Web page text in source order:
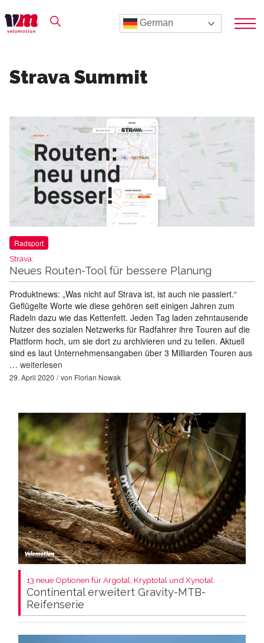
German
Strava Summit
Radsport
Strava:
Neues Routen-Tool für bessere Planung
Produktnews: „Was nicht auf Strava ist, ist auch nie passiert.“
Geflügelte Worte wie diese gehören seit einigen Jahren zum
Radeln dazu wie das Kettenfett. Jeden Tag laden zehntausende
Nutzer des sozialen Netzwerks für Radfahrer ihre Touren auf die
Plattform hoch, um sie dort zu archivieren und zu teilen. Aktuell
sind es laut Unternehmensangaben über 3 Milliarden Touren aus
… weiterlesen
29. April 2020 von Florian Nowak
13 neue Optionen für Argotal, Kryptotal und Xynotal:
Continental erweitert Gravity-MTB-
Reifenserie